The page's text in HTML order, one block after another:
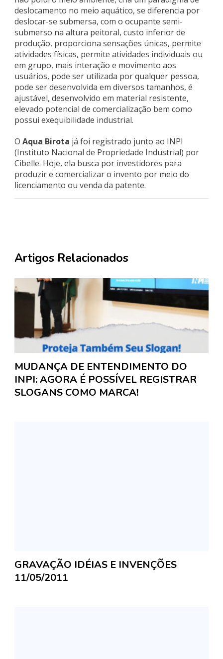
deslocamento no meio aquático, se diferencia por
deslocar-se submersa, com o ocupante semi-
submerso na altura peitoral, custo inferior de
produção, proporciona sensações únicas, permite
atividades físicas, permite atividades individuais ou
em grupo, mais interação e movimento aos
usuários, pode ser utilizada por qualquer pessoa,
pode ser desenvolvida em diversos tamanhos, é
ajustável, desenvolvido em material resistente,
elevado potencial de comercialização bem como
possui exequibilidade industrial.
O Aqua Birota já foi registrado junto ao INPI
(Instituto Nacional de Propriedade Industrial) por
Cibelle. Hoje, ela busca por investidores para
produzir e comercializar o invento por meio do
licenciamento ou venda da patente.
Artigos Relacionados
MUDANÇA DE ENTENDIMENTO DO
INPI: AGORA É POSSÍVEL REGISTRAR
SLOGANS COMO MARCA!
GRAVAÇÃO IDÉIAS E INVENÇÕES
11/05/2011